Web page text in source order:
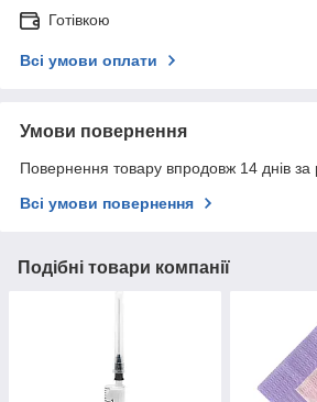
Готівкою
Всі умови оплати
Умови повернення
Повернення товару впродовж 14 днів за
Всі умови повернення
Подібні товари компанії